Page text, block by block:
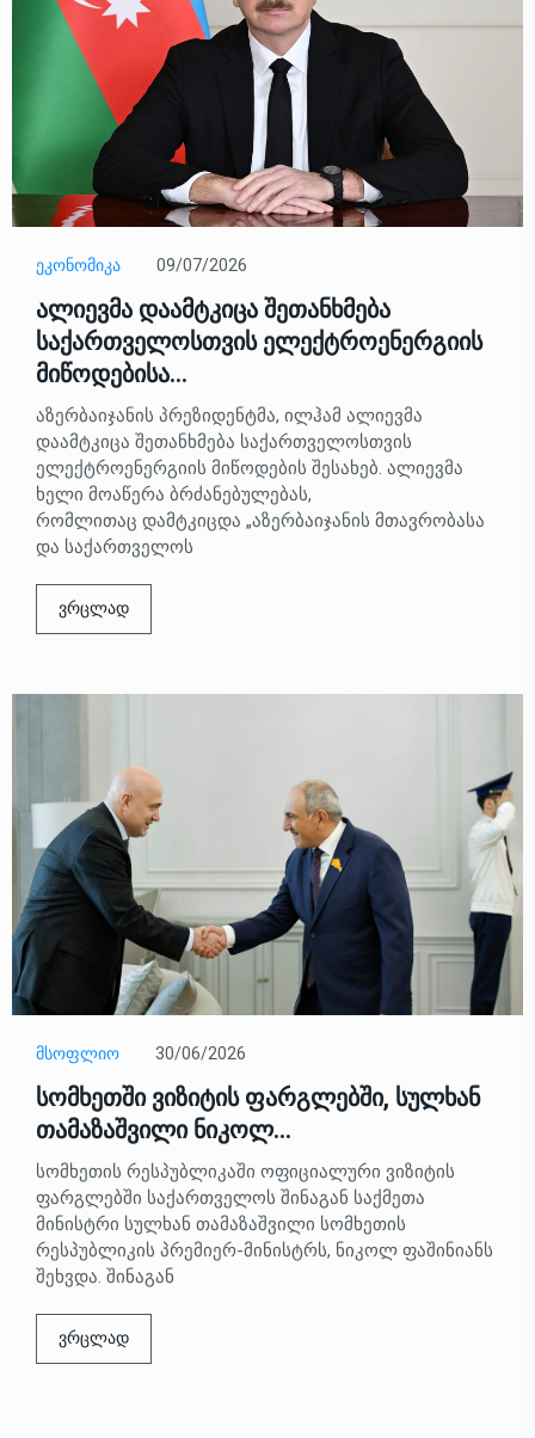
ᲔᲙᲝᲜᲝᲛᲘᲙᲐ 09/07/2026
ალიევმა დაამტკიცა შეთანხმება
საქართველოსთვის ელექტროენერგიის
მიწოდებისა…
აზერბაიჯანის პრეზიდენტმა, ილჰამ ალიევმა
დაამტკიცა შეთანხმება საქართველოსთვის
ელექტროენერგიის მიწოდების შესახებ. ალიევმა
ხელი მოაწერა ბრძანებულებას,
რომლითაც დამტკიცდა „აზერბაიჯანის მთავრობასა
და საქართველოს
ვრცლად
ᲛᲡᲝᲤᲚᲘᲝ 30/06/2026
სომხეთში ვიზიტის ფარგლებში, სულხან
თამაზაშვილი ნიკოლ…
სომხეთის რესპუბლიკაში ოფიციალური ვიზიტის
ფარგლებში საქართველოს შინაგან საქმეთა
მინისტრი სულხან თამაზაშვილი სომხეთის
რესპუბლიკის პრემიერ-მინისტრს, ნიკოლ ფაშინიანს
შეხვდა. შინაგან
ვრცლად